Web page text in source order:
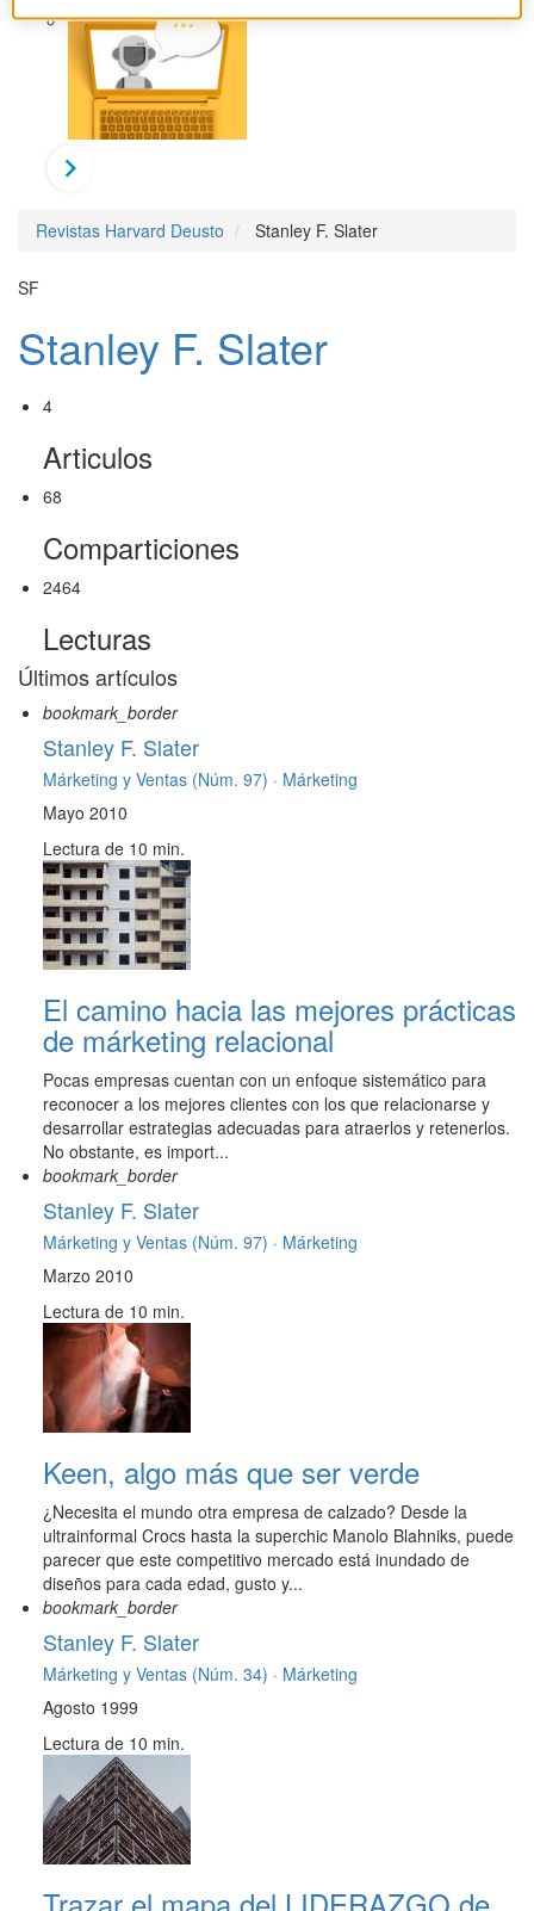
Revistas Harvard Deusto Stanley F. Slater
SF
Stanley F. Slater
4
Articulos
68
Comparticiones
2464
Lecturas
Últimos artículos
bookmark_border
Stanley F. Slater
Márketing y Ventas (Núm. 97) · Márketing
Mayo 2010
Lectura de 10 min.
El camino hacia las mejores prácticas
de márketing relacional
Pocas empresas cuentan con un enfoque sistemático para
reconocer a los mejores clientes con los que relacionarse y
desarrollar estrategias adecuadas para atraerlos y retenerlos.
No obstante, es import...
bookmark_border
Stanley F. Slater
Márketing y Ventas (Núm. 97) · Márketing
Marzo 2010
Lectura de 10 min.
Keen, algo más que ser verde
¿Necesita el mundo otra empresa de calzado? Desde la
ultrainformal Crocs hasta la superchic Manolo Blahniks, puede
parecer que este competitivo mercado está inundado de
diseños para cada edad, gusto y...
bookmark_border
Stanley F. Slater
Márketing y Ventas (Núm. 34) · Márketing
Agosto 1999
Lectura de 10 min.